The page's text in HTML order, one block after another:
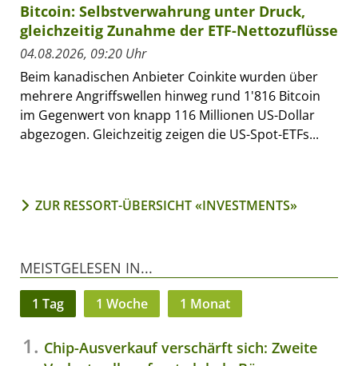
Bitcoin: Selbstverwahrung unter Druck,
gleichzeitig Zunahme der ETF-Nettozuflüsse
04.08.2026, 09:20 Uhr
Beim kanadischen Anbieter Coinkite wurden über
mehrere Angriffswellen hinweg rund 1'816 Bitcoin
im Gegenwert von knapp 116 Millionen US-Dollar
abgezogen. Gleichzeitig zeigen die US-Spot-ETFs...
ZUR RESSORT-ÜBERSICHT «INVESTMENTS»
MEISTGELESEN IN...
1 Tag 1 Woche 1 Monat
Chip-Ausverkauf verschärft sich: Zweite